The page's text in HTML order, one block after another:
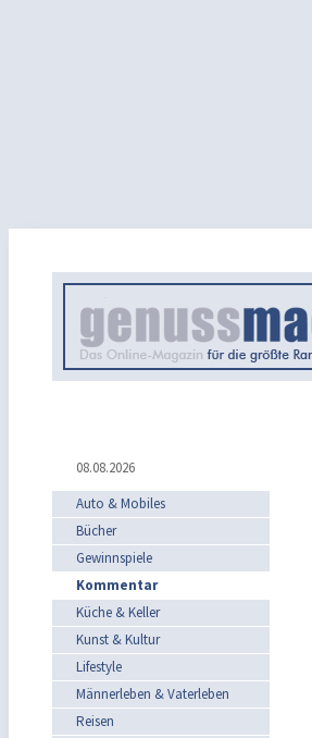
08.08.2026
Auto & Mobiles
Bücher
Gewinnspiele
Kommentar
Küche & Keller
Kunst & Kultur
Lifestyle
Männerleben & Vaterleben
Reisen